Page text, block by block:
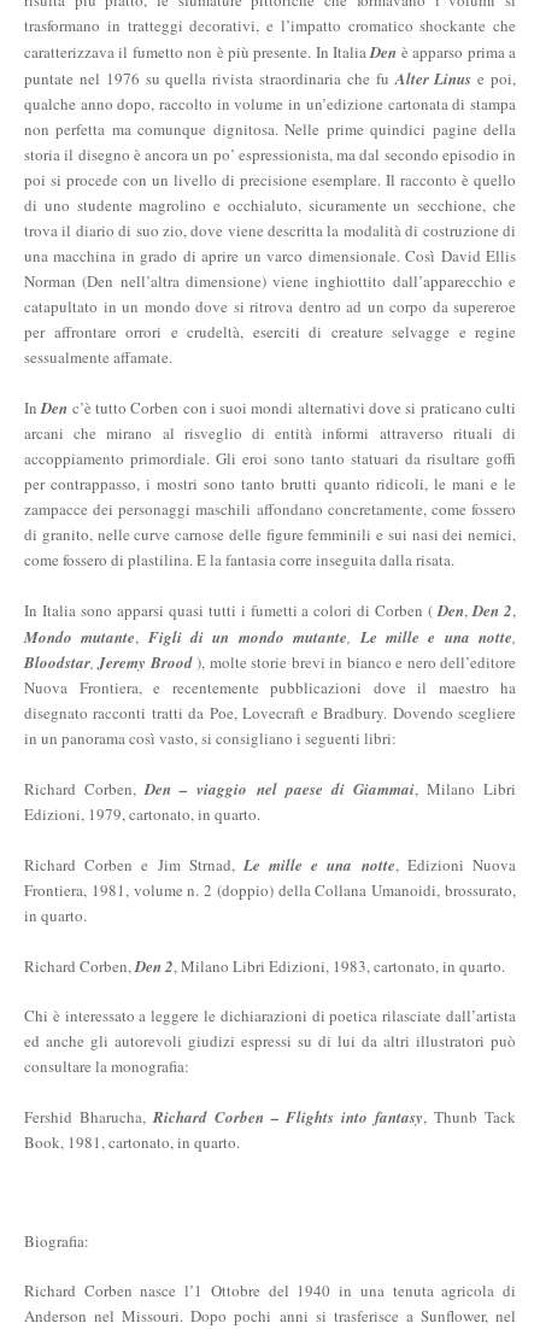
trasformano in tratteggi decorativi, e l’impatto cromatico shockante che
caratterizzava il fumetto non è più presente. In ItaliaDen è apparso prima a
puntate nel 1976 su quella rivista straordinaria che fuAlter Linus e poi,
qualche anno dopo, raccolto in volume in un’edizione cartonata di stampa
non perfetta ma comunque dignitosa. Nelle prime quindici pagine della
storia il disegno è ancora un po’ espressionista, ma dal secondo episodio in
poi si procede con un livello di precisione esemplare. Il racconto è quello
di uno studente magrolino e occhialuto, sicuramente un secchione, che
trova il diario di suo zio, dove viene descritta la modalità di costruzione di
una macchina in grado di aprire un varco dimensionale. Così David Ellis
Norman (Den nell’altra dimensione) viene inghiottito dall’apparecchio e
catapultato in un mondo dove si ritrova dentro ad un corpo da supereroe
per affrontare orrori e crudeltà, eserciti di creature selvagge e regine
sessualmente affamate.
InDen c’è tutto Corben con i suoi mondi alternativi dove si praticano culti
arcani che mirano al risveglio di entità informi attraverso rituali di
accoppiamento primordiale. Gli eroi sono tanto statuari da risultare goffi
per contrappasso, i mostri sono tanto brutti quanto ridicoli, le mani e le
zampacce dei personaggi maschili affondano concretamente, come fossero
di granito, nelle curve carnose delle figure femminili e sui nasi dei nemici,
come fossero di plastilina. E la fantasia corre inseguita dalla risata.
In Italia sono apparsi quasi tutti i fumetti a colori di Corben (Den,Den 2,
Mondo mutante, Figli di un mondo mutante, Le mille e una notte,
Bloodstar,Jeremy Brood), molte storie brevi in bianco e nero dell’editore
Nuova Frontiera, e recentemente pubblicazioni dove il maestro ha
disegnato racconti tratti da Poe, Lovecraft e Bradbury. Dovendo scegliere
in un panorama così vasto, si consigliano i seguenti libri:
Richard Corben,Den – viaggio nel paese di Giammai, Milano Libri
Edizioni, 1979, cartonato, in quarto.
Richard Corben e Jim Strnad, Le mille e una notte, Edizioni Nuova
Frontiera, 1981, volume n. 2 (doppio) della Collana Umanoidi, brossurato,
in quarto.
Richard Corben,Den 2, Milano Libri Edizioni, 1983, cartonato, in quarto.
Chi è interessato a leggere le dichiarazioni di poetica rilasciate dall’artista
ed anche gli autorevoli giudizi espressi su di lui da altri illustratori può
consultare la monografia:
Fershid Bharucha, Richard Corben – Flights into fantasy, Thunb Tack
Book, 1981, cartonato, in quarto.
Biografia:
Richard Corben nasce l’1 Ottobre del 1940 in una tenuta agricola di
Anderson nel Missouri. Dopo pochi anni si trasferisce a Sunflower, nel